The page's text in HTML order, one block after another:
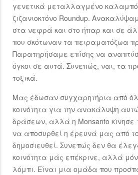
γενετικά μεταλλαγμένο
ζιζανιοκτόνο Roundup.
στα νεφρά και στο ήπαρ και σε
που σκότωναν τα πειραματόζωα
Παρατηρήσαμε επίσης να
όγκοι σε αυτά. Συνεπώς, ναι, τα
τοξικά.
Μας έδωσαν συγχαρητήρια από
κοινότητα για την ανακάλυψη
δράσεων, αλλά η Monsanto κίνησε
να αποσυρθεί η έρευνά μας από το
δημοσιευθεί. Συνεπώς δεν θα
κοινότητα μάς επέκρινε, αλλά
λόμπι. Είναι μια ομάδα που